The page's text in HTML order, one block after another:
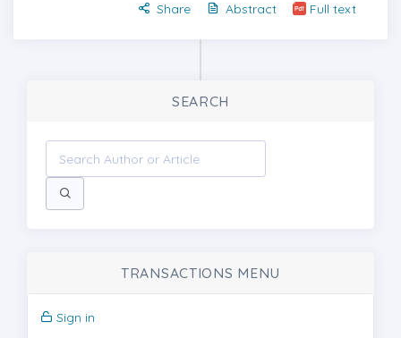
Share
Abstract Full text
SEARCH
TRANSACTIONS MENU
Sign in